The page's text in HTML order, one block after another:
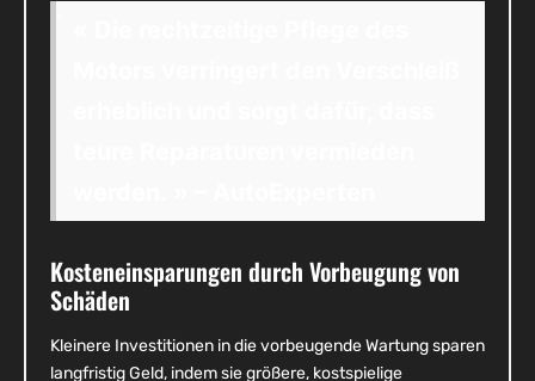
Kosteneinsparungen durch Vorbeugung von
Schäden
Kleinere Investitionen in die vorbeugende Wartung sparen
langfristig Geld, indem sie größere, kostspielige